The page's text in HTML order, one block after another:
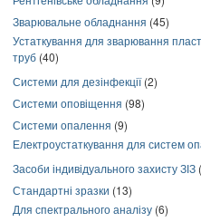
Зварювальне обладнання (45)
Устаткування для зварювання
труб (40)
Системи для дезінфекції(2)
Системи оповіщення (98)
Системи опалення (9)
Електроустаткування для систем
Засоби індивідуального захисту ЗІЗ
Стандартні зразки (13)
Для спектрального аналізу (6)